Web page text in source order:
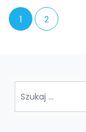
1 2